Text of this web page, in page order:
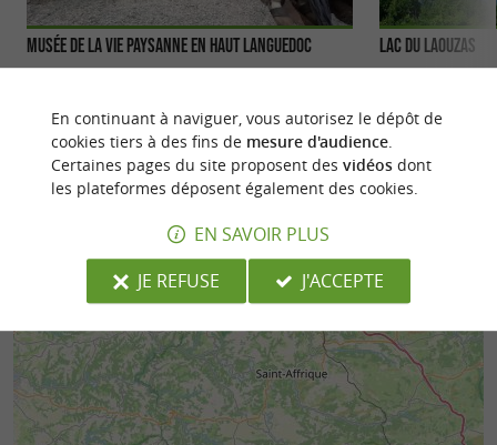
Musée de la vie paysanne en Haut Languedoc
Le Musée de la Vie Paysanne en Haut-Languedoc,
grands vont adorer ...
2,8 km - Nages
Lac du Laouzas
Le Lac de
Tarn. Un sentier
3,6 km -
En continuant à naviguer, vous autorisez le dépôt de
cookies tiers à des fins de mesure d'audience.
Certaines pages du site proposent des vidéosdont
les plateformes déposent également des cookies.
EN SAVOIR PLUS
JE REFUSE
J'ACCEPTE